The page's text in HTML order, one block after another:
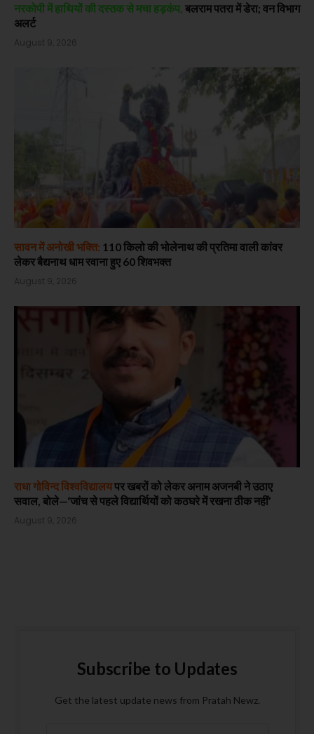
नरकोपी में हाथियों की दस्तक से मचा हड़कंप, बलराम पतरा में डेरा; वन विभाग
अलर्ट
August 9, 2026
सावन में अनोखी भक्ति: 110 किलो की भोलेनाथ की प्रतिमा वाली कांवर
लेकर बैद्यनाथ धाम रवाना हुए 60 शिवभक्त
August 9, 2026
राधा गोविन्द विश्वविद्यालयपर खबरों को लेकर अनाम अजनबी ने उठाए
सवाल, बोले—‘जांच से पहले विद्यार्थियों को कठघरे में रखना ठीक नहीं’
August 9, 2026
Subscribe to Updates
Get the latest update news from Pratah Newz.